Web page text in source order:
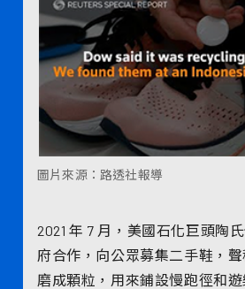
圖片來源：路透社報導
2021 年 7 月，美國石化巨頭陶
府合作，向公眾募集二手鞋，
磨成顆粒，用來鋪設慢跑徑和